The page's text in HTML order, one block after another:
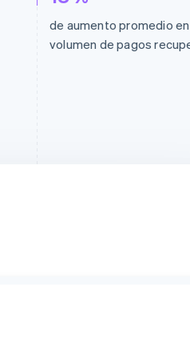
de aumento promedio
volumen de pagos